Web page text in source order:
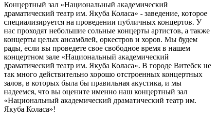
Концертный зал «Национальный академический
драматический театр им. Якуба Коласа» - заведение, которое
специализируется на проведении публичных концертов. У
нас проходят небольшие сольные концерты артистов, а также
концерты целых ансамблей, оркестров и хоров. Мы будем
рады, если вы проведете свое свободное время в нашем
концертном зале «Национальный академический
драматический театр им. Якуба Коласа». В городе Витебск не
так много действительно хорошо отстроенных концертных
залов, в которых была бы правильная акустика, и мы
надеемся, что вы оцените именно наш концертный зал
«Национальный академический драматический театр им.
Якуба Коласа»!